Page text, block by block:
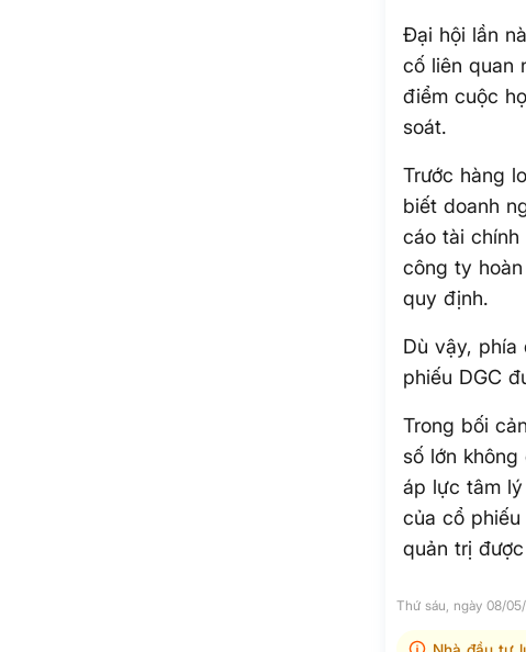
Đại hội lần
cố liên quan
điểm cuộc
soát.
Trước hàng
biết doanh
cáo tài
công ty
quy định.
Dù vậy,
phiếu DGC
Trong bối
số lớn
áp lực tâm
của cổ
quản trị
Thứ sáu, ngày 08/